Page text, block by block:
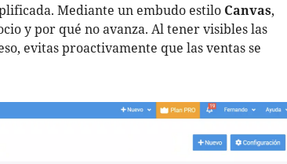
Mediante un embudo estilo Canvas,
y por qué no avanza. Al tener visibles las
evitas proactivamente que las ventas se